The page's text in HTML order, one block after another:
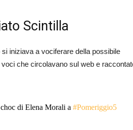
Scintilla
iniziava a vociferare della possibile
che circolavano sul web e
di Elena Morali a #Pomeriggio5